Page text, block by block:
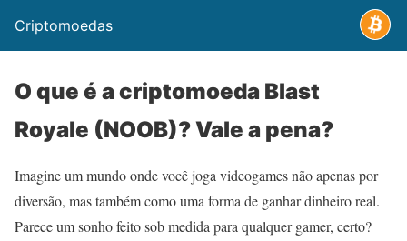
Criptomoedas
O que é a criptomoeda Blast
Royale (NOOB)? Vale a pena?
Imagine um mundo onde você joga videogames não apenas por
diversão, mas também como uma forma de ganhar dinheiro real.
Parece um sonho feito sob medida para qualquer gamer, certo?